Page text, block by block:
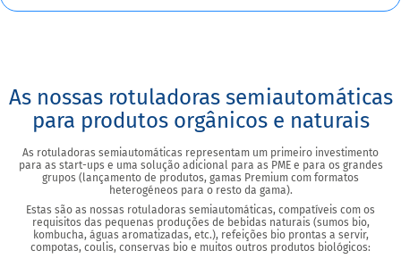
As nossas rotuladoras semiautomáticas
para produtos orgânicos e naturais
As rotuladoras semiautomáticas representam um primeiro investimento
para as start-ups e uma solução adicional para as PME e para os grandes
grupos (lançamento de produtos, gamas Premium com formatos
heterogéneos para o resto da gama).
Estas são as nossas rotuladoras semiautomáticas, compatíveis com os
requisitos das pequenas produções de bebidas naturais (sumos bio,
kombucha, águas aromatizadas, etc.), refeições bio prontas a servir,
compotas, coulis, conservas bio e muitos outros produtos biológicos: